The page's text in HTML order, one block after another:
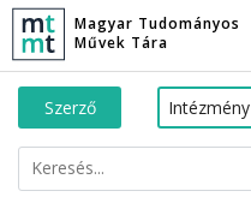
Magyar Tudományos
Művek Tára
Szerző Intézmény